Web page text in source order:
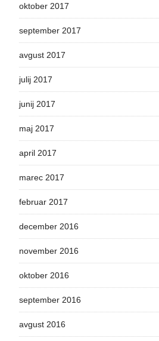
oktober 2017
september 2017
avgust 2017
julij 2017
junij 2017
maj 2017
april 2017
marec 2017
februar 2017
december 2016
november 2016
oktober 2016
september 2016
avgust 2016